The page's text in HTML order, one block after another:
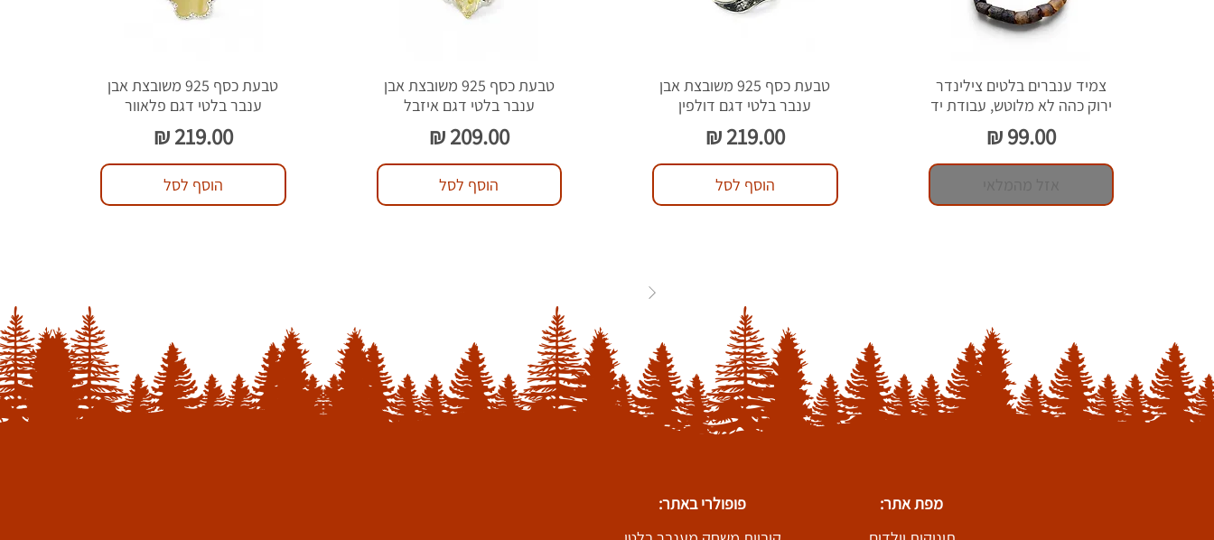
צמיד ענברים בלטים צילינדר
ירוק כהה לא מלוטש, עבודת יד
מחיר‏99.00 ‏₪
טבעת כסף 925 משובצת אבן
ענבר בלטי דגם דולפין
מחיר‏219.00 ‏₪
הוסף לסל
טבעת כסף 925 משובצת אבן
ענבר בלטי דגם איזבל
מחיר‏209.00 ‏₪
הוסף לסל
טבעת כסף 925 משובצת אבן
ענבר בלטי דגם פלאוור
מחיר‏219.00 ‏₪
הוסף לסל
מפת אתר:
פופולרי באתר: